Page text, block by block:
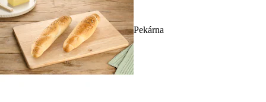
Pekárna